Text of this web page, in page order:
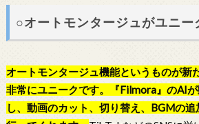
○オートモンタージュがユニー
オートモンタージュ機能というものが新
非常にユニークです。『Filmora』のAI
し、動画のカット、切り替え、BGMの